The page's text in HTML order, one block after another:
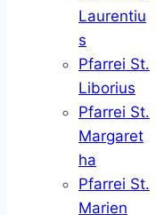
Laurentiu
s
Pfarrei St.
Liborius
Pfarrei St.
Margaret
ha
Pfarrei St.
Marien